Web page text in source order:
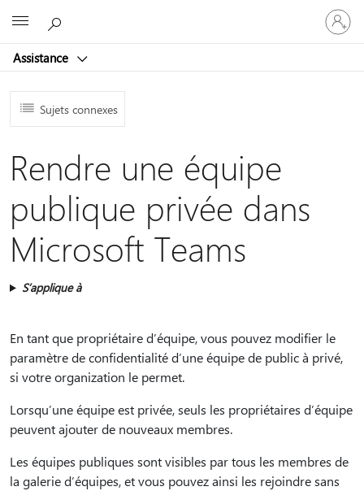
Assistance
vous
à
compte
Sujets connexes
Rendre une équipe
publique privée dans
Microsoft Teams
S’applique à
En tant que propriétaire d’équipe, vous pouvez modifier le
paramètre de confidentialité d’une équipe de public à privé,
si votre organization le permet.
Lorsqu’une équipe est privée, seuls les propriétaires d’équipe
peuvent ajouter de nouveaux membres.
Les équipes publiques sont visibles par tous les membres de
la galerie d’équipes, et vous pouvez ainsi les rejoindre sans